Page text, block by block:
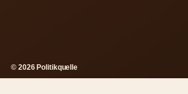
© 2026 Politikquelle